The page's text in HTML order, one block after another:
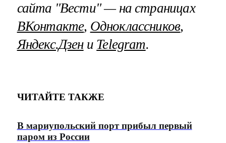
сайта "Вести" — на страницах
ВКонтакте, Одноклассников,
Яндекс.Дзени Telegram.
ЧИТАЙТЕ ТАКЖЕ
В мариупольский порт прибыл первый
паром из России